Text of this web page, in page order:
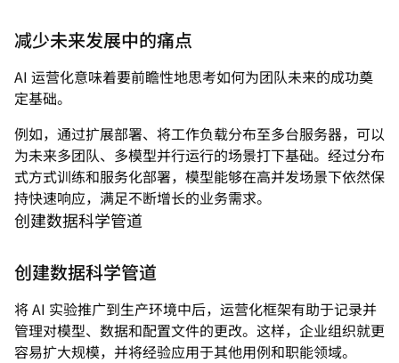
减少未来发展中的痛点
AI 运营化意味着要前瞻性地思考如何为团队未来的成功奠
定基础。
例如，通过扩展部署、将工作负载分布至多台服务器，可以
为未来多团队、多模型并行运行的场景打下基础。经过分布
式方式训练和服务化部署，模型能够在高并发场景下依然保
持快速响应，满足不断增长的业务需求。
创建数据科学管道
创建数据科学管道
将 AI 实验推广到生产环境中后，运营化框架有助于记录并
管理对模型、数据和配置文件的更改。这样，企业组织就更
容易扩大规模，并将经验应用于其他用例和职能领域。